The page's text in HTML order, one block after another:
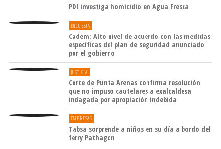
PDI investiga homicidio en Agua Fresca
ENCUESTA
Cadem: Alto nivel de acuerdo con las medidas
específicas del plan de seguridad anunciado
por el gobierno
JUSTICIA
Corte de Punta Arenas confirma resolución
que no impuso cautelares a exalcaldesa
indagada por apropiación indebida
EMPRESAS
Tabsa sorprende a niños en su día a bordo del
ferry Pathagon